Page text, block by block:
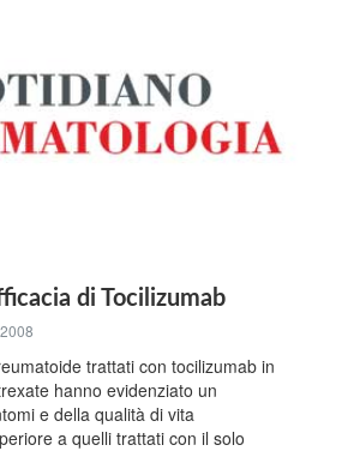
di Tocilizumab
trattati con tocilizumab in
hanno evidenziato un
e della qualità di vita
a quelli trattati con il solo